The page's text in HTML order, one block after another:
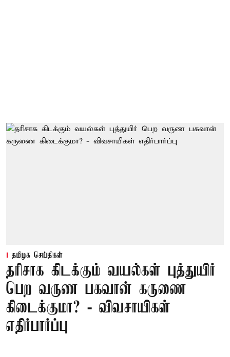
தமிழக செய்திகள்
தரிசாக கிடக்கும் வயல்கள் புத்துயிர்
பெற வருண பகவான் கருணை
கிடைக்குமா? - விவசாயிகள்
எதிர்பார்ப்பு